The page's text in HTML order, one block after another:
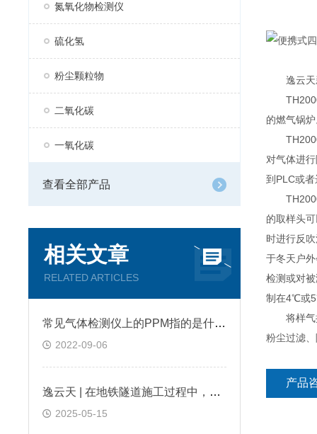
氮氧化物检测仪
硫化氢
粉尘颗粒物
二氧化碳
一氧化碳
查看全部产品
相关文章
RELATED ARTICLES
常见气体检测仪上的PPM指的是什么?
2022-09-06
逸云天 | 在地铁隧道施工过程中，便携式气体检测仪是如何预警缺氧环境的？
2025-05-15
逸云天
TH2000-
的燃气锅
TH2000-
对气体进
到PLC或
TH2000-
的取样头
时进行反
于冬天户
检测或对
制在4℃或
将样气按
粉尘过滤
产品